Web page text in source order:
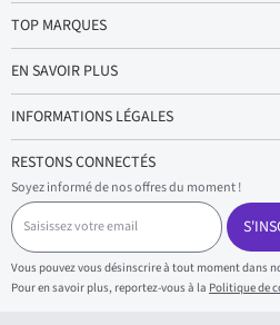
TOP MARQUES
EN SAVOIR PLUS
INFORMATIONS LÉGALES
RESTONS CONNECTÉS
Soyez informé de nos offres du moment !
S
a
i
s
i
s
Vous pouvez vous désinscrire à tout moment dans
Pour en savoir plus, reportez-vous à la Politique de